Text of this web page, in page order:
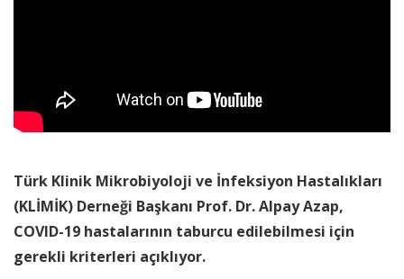
Türk Klinik Mikrobiyoloji ve İnfeksiyon Hastalıkları
(KLİMİK) Derneği Başkanı Prof. Dr. Alpay Azap,
COVID-19 hastalarının taburcu edilebilmesi için
gerekli kriterleri açıklıyor.